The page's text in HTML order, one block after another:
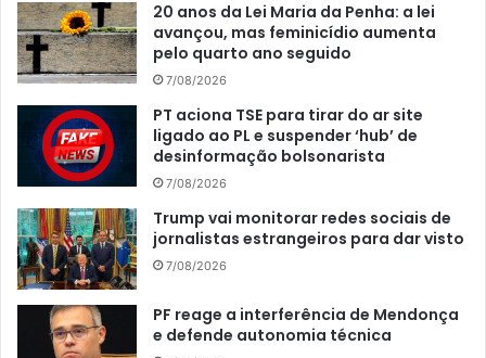
20 anos da Lei Maria da Penha: a lei
avançou, mas feminicídio aumenta
pelo quarto ano seguido
7/08/2026
PT aciona TSE para tirar do ar site
ligado ao PL e suspender ‘hub’ de
desinformação bolsonarista
7/08/2026
Trump vai monitorar redes sociais de
jornalistas estrangeiros para dar visto
7/08/2026
PF reage a interferência de Mendonça
e defende autonomia técnica